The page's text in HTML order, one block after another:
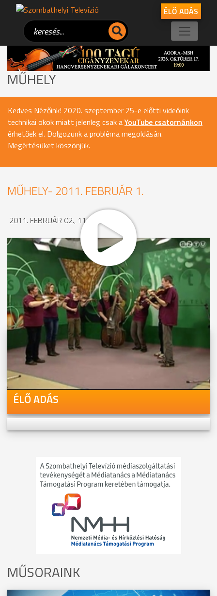
ÉLŐ ADÁS
MŰHELY
Kedves Nézőink! 2020. szeptember 25-e előtti videóink
technikai okok miatt jelenleg csak aYouTube csatornánkon
érhetőek el. Dolgozunk a probléma megoldásán.
Megértésüket köszönjük.
MŰHELY- 2011. FEBRUÁR 1.
2011. FEBRUÁR 02., 11:44
MEGOSZTÁS
Videóink megtekinthetőek
Youtube-csatornánkon is!
ÉLŐ ADÁS
MŰSORAINK